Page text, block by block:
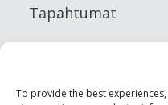
To provide the best
Tapahtumat
Ruokailu